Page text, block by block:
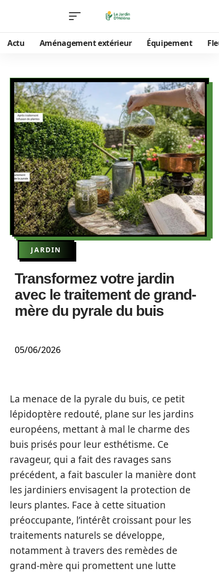
Actu Aménagement extérieur Équipement
JARDIN
Transformez votre jardin
avec le traitement de grand-
mère du pyrale du buis
05/06/2026
La menace de la pyrale du buis, ce petit
lépidoptère redouté, plane sur les jardins
européens, mettant à mal le charme des
buis prisés pour leur esthétisme. Ce
ravageur, qui a fait des ravages sans
précédent, a fait basculer la manière dont
les jardiniers envisagent la protection de
leurs plantes. Face à cette situation
préoccupante, l’intérêt croissant pour les
traitements naturels se développe,
notamment à travers des remèdes de
grand-mère qui promettent une lutte